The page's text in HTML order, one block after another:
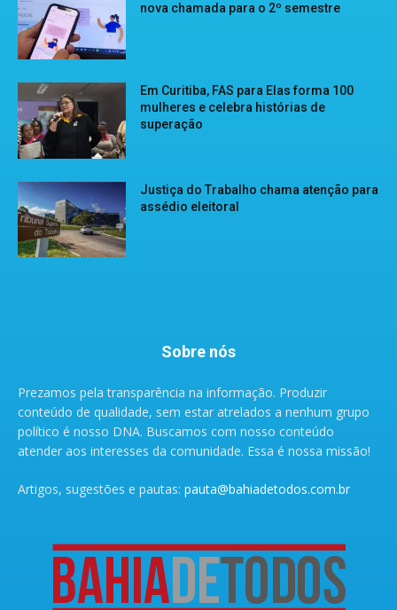
nova chamada para o 2º semestre
Em Curitiba, FAS para Elas forma 100
mulheres e celebra histórias de
superação
Justiça do Trabalho chama atenção para
assédio eleitoral
Sobre nós
Prezamos pela transparência na informação. Produzir
conteúdo de qualidade, sem estar atrelados a nenhum grupo
político é nosso DNA. Buscamos com nosso conteúdo
atender aos interesses da comunidade. Essa é nossa missão!
Artigos, sugestões e pautas: pauta@bahiadetodos.com.br